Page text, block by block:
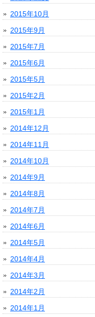
2015年10月
2015年9月
2015年7月
2015年6月
2015年5月
2015年2月
2015年1月
2014年12月
2014年11月
2014年10月
2014年9月
2014年8月
2014年7月
2014年6月
2014年5月
2014年4月
2014年3月
2014年2月
2014年1月